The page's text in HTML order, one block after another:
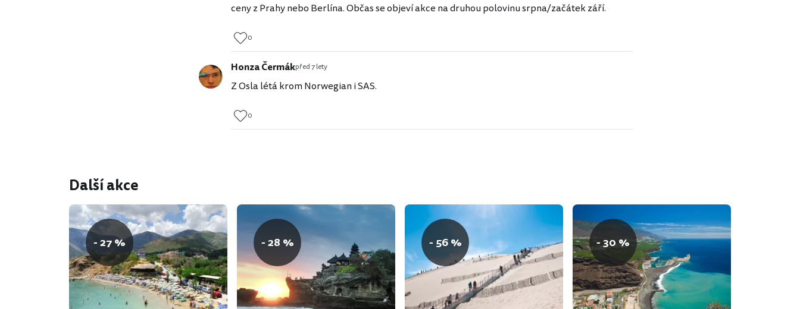
ceny z Prahy nebo Berlína. Občas se objeví akce na druhou polovinu srpna/začátek září.
0
Honza Čermákpřed 7 lety
Z Osla létá krom Norwegian i SAS.
0
Další akce
- 27 % - 28 % - 56 % - 30 %